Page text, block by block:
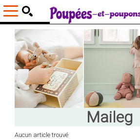
Maileg
Aucun article trouvé